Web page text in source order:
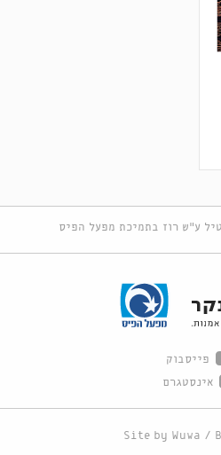
ע"ש רוז בתמיכת מפעל הפיס
פייסבוק
אינסטגרם
Site by Wuwa /